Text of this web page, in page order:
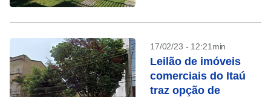
17/02/23 - 12:21min
Leilão de imóveis
comerciais do Itaú
traz opção de